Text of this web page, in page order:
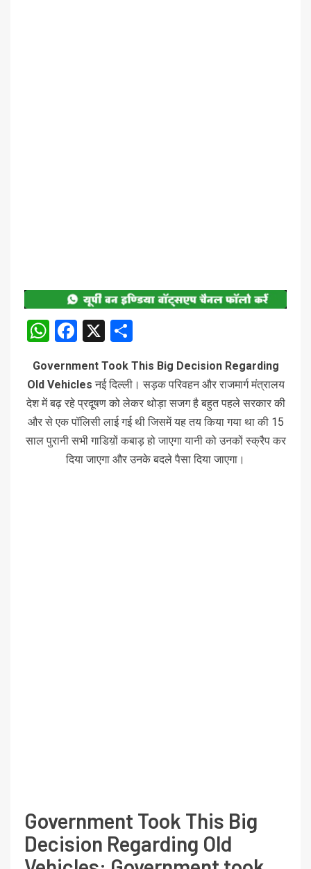
WhatsApp
Facebook
X
Government Took This Big Decision Regarding
Old Vehicles नई दिल्ली। सड़क परिवहन और राजमार्ग मंत्रालय
देश में बढ़ रहे प्रदूषण को लेकर थोड़ा सजग है बहुत पहले सरकार की
और से एक पॉलिसी लाई गई थी जिसमें यह तय किया गया था की 15
साल पुरानी सभी गाडिय़ों कबाड़ हो जाएगा यानी को उनकों स्क्रैप कर
दिया जाएगा और उनके बदले पैसा दिया जाएगा।
Government Took This Big
Decision Regarding Old